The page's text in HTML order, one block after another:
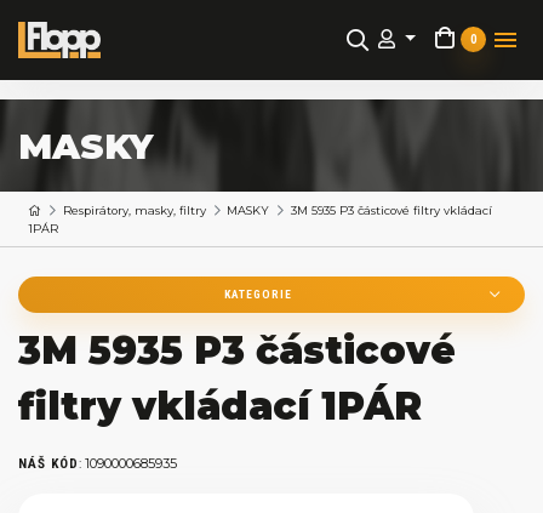
0
MASKY
Respirátory, masky, filtry MASKY
3M 5935 P3 částicové filtry vkládací
1PÁR
KATEGORIE
3M 5935 P3 částicové
filtry vkládací 1PÁR
NÁŠ KÓD: 1090000685935